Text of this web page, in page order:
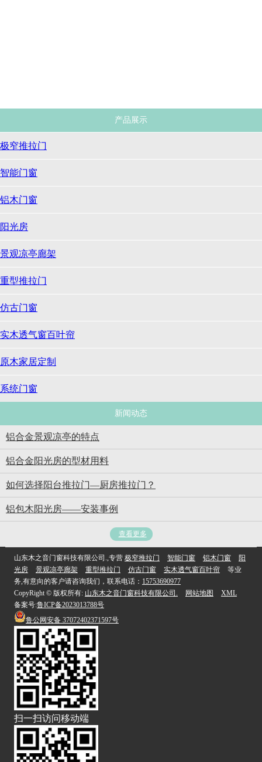
产品展示
极窄推拉门
智能门窗
铝木门窗
阳光房
景观凉亭廊架
重型推拉门
仿古门窗
实木透气窗百叶帘
原木家居定制
系统门窗
新闻动态
铝合金景观凉亭的特点
铝合金阳光房的型材用料
如何选择阳台推拉门—厨房推拉门？
铝包木阳光房——安装事例
查看更多
山东木之音门窗科技有限公司.,专营 极窄推拉门 智能门窗 铝木门窗
阳
光房
景观凉亭廊架 重型推拉门 仿古门窗 实木透气窗百叶帘
等业
务,有意向的客户请咨询我们，联系电话： 15753690977
CopyRight © 版权所有: 山东木之音门窗科技有限公司. 网站地图
XML
备案号:鲁ICP备2023013788号
鲁公网安备37072402371597号
扫一扫访问移动端